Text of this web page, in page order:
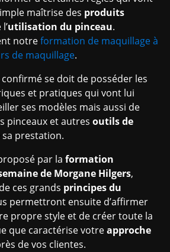
maîtrise des produits
utilisation du pinceau.
notreformation de maquillage à
de maquillage.
confirmé se doit de posséder les
et pratiques qui vont lui
ses modèles mais aussi de
pinceaux et autres outils de
sa prestation.
par la formation
de Morgane Hilgers,
ces grands principes du
permettront ensuite d’affirmer
propre style et de créer toute la
que caractérise votreapproche
de vos clientes.